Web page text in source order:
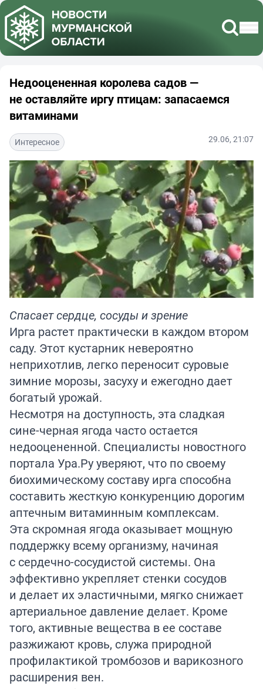
Недооцененная королева садов —
не оставляйте иргу птицам: запасаемся
витаминами
Интересное 29.06, 21:07
Спасает сердце, сосуды и зрение
Ирга растет практически в каждом втором
саду. Этот кустарник невероятно
неприхотлив, легко переносит суровые
зимние морозы, засуху и ежегодно дает
богатый урожай.
Несмотря на доступность, эта сладкая
сине-черная ягода часто остается
недооцененной. Специалисты новостного
портала Ура.Рууверяют, что по своему
биохимическому составу ирга способна
составить жесткую конкуренцию дорогим
аптечным витаминным комплексам.
Эта скромная ягода оказывает мощную
поддержку всему организму, начиная
с сердечно-сосудистой системы. Она
эффективно укрепляет стенки сосудов
и делает их эластичными, мягко снижает
артериальное давление делает. Кроме
того, активные вещества в ее составе
разжижают кровь, служа природной
профилактикой тромбозов и варикозного
расширения вен.